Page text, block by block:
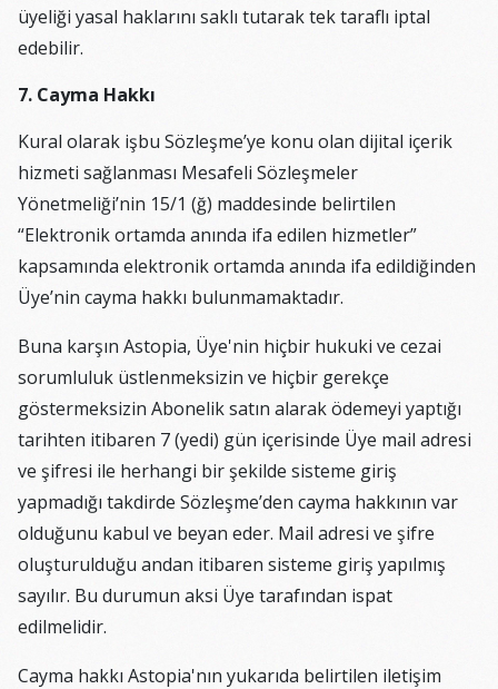
üyeliği yasal haklarını saklı tutarak tek taraflı iptal
edebilir.
7. Cayma Hakkı
Kural olarak işbu Sözleşme’ye konu olan dijital içerik
hizmeti sağlanması Mesafeli Sözleşmeler
Yönetmeliği’nin 15/1 (ğ) maddesinde belirtilen
“Elektronik ortamda anında ifa edilen hizmetler”
kapsamında elektronik ortamda anında ifa edildiğinden
Üye’nin cayma hakkı bulunmamaktadır.
Buna karşın Astopia, Üye'nin hiçbir hukuki ve cezai
sorumluluk üstlenmeksizin ve hiçbir gerekçe
göstermeksizin Abonelik satın alarak ödemeyi yaptığı
tarihten itibaren 7 (yedi) gün içerisinde Üye mail adresi
ve şifresi ile herhangi bir şekilde sisteme giriş
yapmadığı takdirde Sözleşme’den cayma hakkının var
olduğunu kabul ve beyan eder. Mail adresi ve şifre
oluşturulduğu andan itibaren sisteme giriş yapılmış
sayılır. Bu durumun aksi Üye tarafından ispat
edilmelidir.
Cayma hakkı Astopia'nın yukarıda belirtilen iletişim